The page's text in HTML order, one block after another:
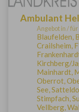
Ambulant
Angebot in / für
Blaufelden,
Crailsheim,
Kirchberg/
Mainhardt,
Oberrot,
See,
Stimpfach,
Vellberg,